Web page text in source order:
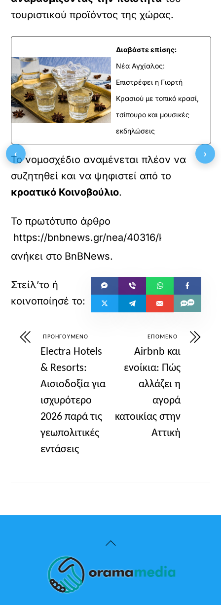
τουριστικού προϊόντος της χώρας.
Διαβάστε επίσης:
Νέα Αγχίαλος:
Επιστρέφει η Γιορτή
Κρασιού με τοπικό κρασί,
τσίπουρο και μουσικές
εκδηλώσεις
Το νομοσχέδιο αναμένεται πλέον να
συζητηθεί και να ψηφιστεί από το
κροατικό Κοινοβούλιο.
Το πρωτότυπο άρθρο
https://bnbnews.gr/nea/40316/kroatia-
ανήκει στο BnBNews.
ΠΡΟΗΓΟΎΜΕΝΟ
Electra Hotels
& Resorts:
Αισιοδοξία για
ισχυρότερο
2026 παρά τις
γεωπολιτικές
εντάσεις
ΕΠΌΜΕΝΟ
Airbnb και
ενοίκια: Πώς
αλλάζει η
αγορά
κατοικίας στην
Αττική
Back
Top
‹ ›